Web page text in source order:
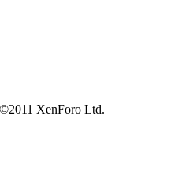
XenForo Ltd.